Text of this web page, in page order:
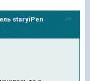
staryiPen